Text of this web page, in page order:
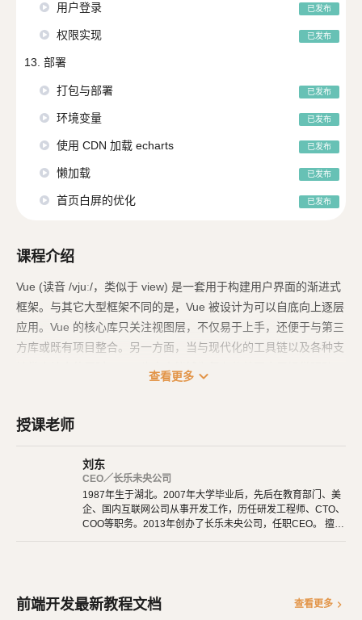
用户登录 已发布
权限实现 已发布
13. 部署
打包与部署 已发布
环境变量 已发布
使用 CDN 加载 echarts 已发布
懒加载 已发布
首页白屏的优化 已发布
课程介绍
Vue (读音 /vjuː/，类似于 view) 是一套用于构建用户界面的渐进式
框架。与其它大型框架不同的是，Vue 被设计为可以自底向上逐层
应用。Vue 的核心库只关注视图层，不仅易于上手，还便于与第三
方库或既有项目整合。另一方面，当与现代化的工具链以及各种支
持类库结合使用时，Vue 也完全能够为复杂的单页应用提供驱动。
查看更多 expand_more
授课老师
刘东
CEO／长乐未央公司
1987年生于湖北。2007年大学毕业后，先后在教育部门、美
企、国内互联网公司从事开发工作，历任研发工程师、CTO、
COO等职务。2013年创办了长乐未央公司，任职CEO。 擅长
兴趣，觉得做开发非常快乐，能创造梦想中的产品是一件非常
有幸福感的事情。喜爱阅读，尤其是历史相关的书籍。喜欢音
前端开发最新教程文档 查看更多 chevron_right